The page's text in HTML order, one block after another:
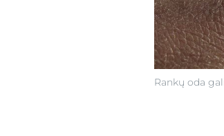
Rankų oda